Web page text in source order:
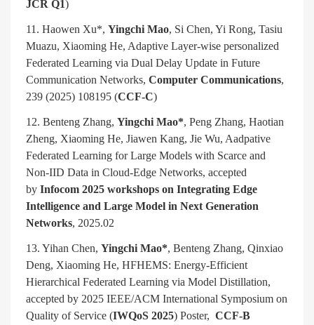
JCR Q1 )
11. Haowen Xu*, Yingchi Mao, Si Chen, Yi Rong, Tasiu
Muazu, Xiaoming He, Adaptive Layer-wise personalized
Federated Learning via Dual Delay Update in Future
Communication Networks, Computer Communications,
239 (2025) 108195 (CCF-C)
12. Benteng Zhang, Yingchi Mao*, Peng Zhang, Haotian
Zheng, Xiaoming He, Jiawen Kang, Jie Wu, Aadpative
Federated Learning for Large Models with Scarce and
Non-IID Data in Cloud-Edge Networks, accepted
by Infocom 2025 workshops on Integrating Edge
Intelligence and Large Model in Next Generation
Networks, 2025.02
13. Yihan Chen, Yingchi Mao*, Benteng Zhang, Qinxiao
Deng, Xiaoming He, HFHEMS: Energy-Efficient
Hierarchical Federated Learning via Model Distillation,
accepted by 2025 IEEE/ACM International Symposium on
Quality of Service (IWQoS 2025) Poster, CCF-B